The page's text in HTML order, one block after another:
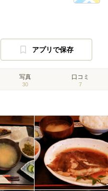
アプリで保存
写真
30
口コミ
7